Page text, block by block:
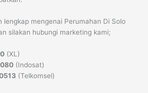
lengkap mengenai Perumahan Di Solo
silakan hubungi marketing kami;
(XL)
(Indosat)
(Telkomsel)